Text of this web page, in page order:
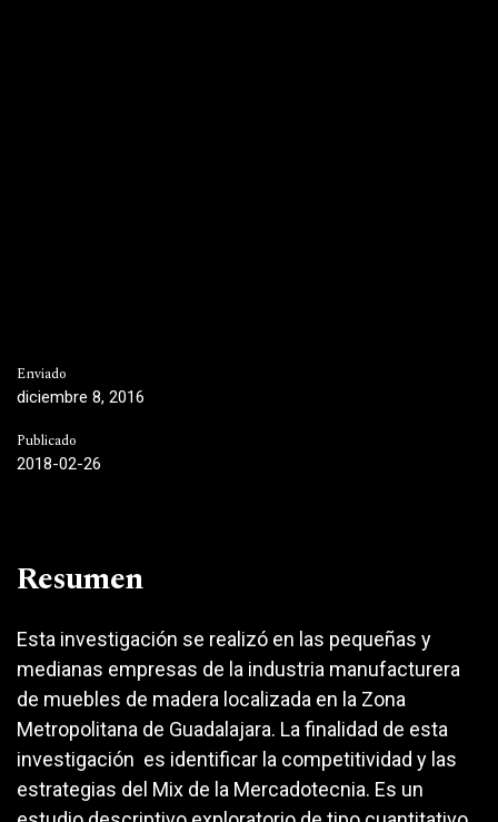
Enviado
diciembre 8, 2016
Publicado
2018-02-26
Resumen
Esta investigación se realizó en las pequeñas y
medianas empresas de la industria manufacturera
de muebles de madera localizada en la Zona
Metropolitana de Guadalajara. La finalidad de esta
investigación es identificar la competitividad y las
estrategias del Mix de la Mercadotecnia. Es un